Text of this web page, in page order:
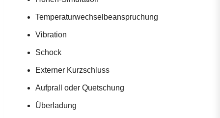
Temperaturwechselbeanspruchung
Vibration
Schock
Externer Kurzschluss
Aufprall oder Quetschung
Überladung